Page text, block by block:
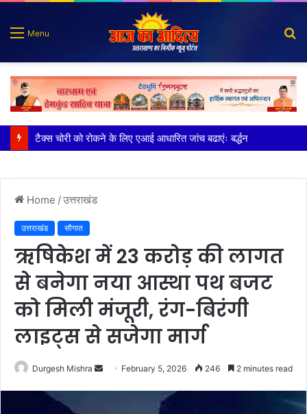
Menu
भाजपा नेता और भाई की गिरफ्तारी की मांग को लेकर विशाल प्रदर्शन
Home /उत्तराखंड
उत्तराखंड सौगात
ऋषिकेश में 23 करोड़ की लागत
से बनेगा नया आस्था पथ बजट
को मिली मंजूरी, रंग-बिरंगी
लाइट्स से सजेगा मार्ग
Durgesh Mishra
Send February 5, 2026 246 2 minutes read